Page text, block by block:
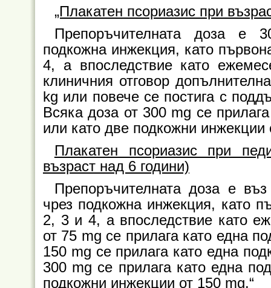
„Плакатен псориазис при
Препоръчителната доза е
подкожна инжекция, като
4, а впоследствие като
клиничния отговор
kg или повече се постига с
Всяка доза от 300 mg се
или като две подкожни инжекции
Плакатен псориазис при
възраст над 6 години)
Препоръчителната доза е
чрез подкожна инжекция, като
2, 3 и 4, а впоследствие като
от 75 mg се прилага като една
150 mg се прилага като една
300 mg се прилага като една
подкожни инжекции от 150 mg.“